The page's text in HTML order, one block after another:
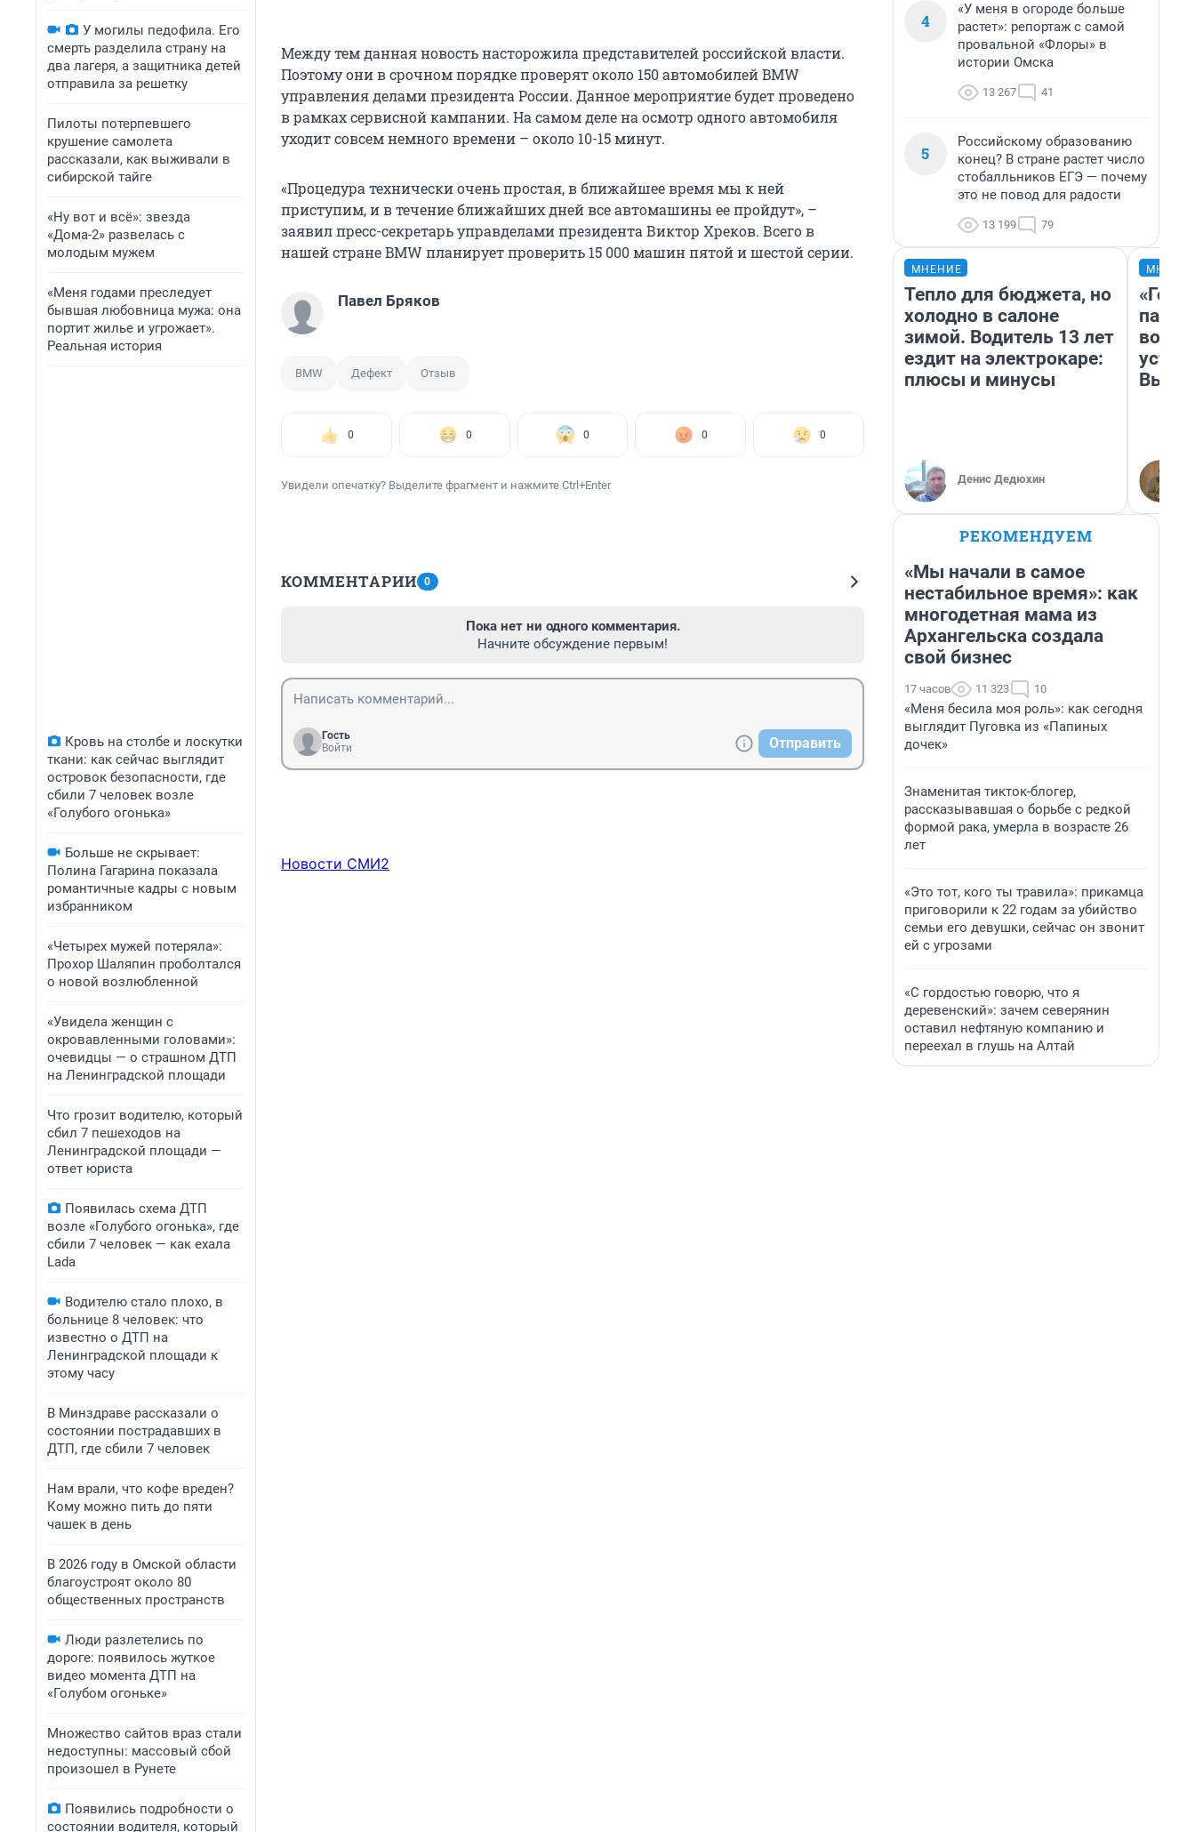
У могилы педофила. Его
смерть разделила страну на
два лагеря, а защитника детей
отправила за решетку
Пилоты потерпевшего
крушение самолета
рассказали, как выживали в
сибирской тайге
«Ну вот и всё»: звезда
«Дома-2» развелась с
молодым мужем
«Меня годами преследует
бывшая любовница мужа: она
портит жилье и угрожает».
Реальная история
Кровь на столбе и лоскутки
ткани: как сейчас выглядит
островок безопасности, где
сбили 7 человек возле
«Голубого огонька»
Больше не скрывает:
Полина Гагарина показала
романтичные кадры с новым
избранником
«Четырех мужей потеряла»:
Прохор Шаляпин проболтался
о новой возлюбленной
«Увидела женщин с
окровавленными головами»:
очевидцы — о страшном ДТП
на Ленинградской площади
Что грозит водителю, который
сбил 7 пешеходов на
Ленинградской площади —
ответ юриста
Появилась схема ДТП
возле «Голубого огонька», где
сбили 7 человек — как ехала
Lada
Водителю стало плохо, в
больнице 8 человек: что
известно о ДТП на
Ленинградской площади к
этому часу
В Минздраве рассказали о
состоянии пострадавших в
ДТП, где сбили 7 человек
Нам врали, что кофе вреден?
Кому можно пить до пяти
чашек в день
В 2026 году в Омской области
благоустроят около 80
общественных пространств
Люди разлетелись по
дороге: появилось жуткое
видео момента ДТП на
«Голубом огоньке»
Множество сайтов враз стали
недоступны: массовый сбой
произошел в Рунете
Появились подробности о
состоянии водителя, который
Между тем данная новость насторожила представителей российской власти.
Поэтому они в срочном порядке проверят около 150 автомобилей BMW
управления делами президента России. Данное мероприятие будет проведено
в рамках сервисной кампании. На самом деле на осмотр одного автомобиля
уходит совсем немного времени – около 10-15 минут.
«Процедура технически очень простая, в ближайшее время мы к ней
приступим, и в течение ближайших дней все автомашины ее пройдут», –
заявил пресс-секретарь управделами президента Виктор Хреков. Всего в
нашей стране BMW планирует проверить 15 000 машин пятой и шестой серии.
Павел Бряков
BMW Дефект Отзыв
0 0 0 0 0
Увидели опечатку? Выделите фрагмент и нажмите Ctrl+Enter
КОММЕНТАРИИ 0
Пока нет ни одного комментария.
Начните обсуждение первым!
Гость
Войти
Отправить
Новости СМИ2
4
«У меня в огороде больше
растет»: репортаж с самой
провальной «Флоры» в
истории Омска
13 267 41
5
Российскому образованию
конец? В стране растет число
стобалльников ЕГЭ — почему
это не повод для радости
13 199 79
МНЕНИЕ
Тепло для бюджета, но
холодно в салоне
зимой. Водитель 13 лет
ездит на электрокаре:
плюсы и минусы
Денис Дедюхин
РЕКОМЕНДУЕМ
«Мы начали в самое
нестабильное время»: как
многодетная мама из
Архангельска создала
свой бизнес
17 часов 11 323 10
«Меня бесила моя роль»: как сегодня
выглядит Пуговка из «Папиных
дочек»
Знаменитая тикток-блогер,
рассказывавшая о борьбе с редкой
формой рака, умерла в возрасте 26
лет
«Это тот, кого ты травила»: прикамца
приговорили к 22 годам за убийство
семьи его девушки, сейчас он звонит
ей с угрозами
«С гордостью говорю, что я
деревенский»: зачем северянин
оставил нефтяную компанию и
переехал в глушь на Алтай